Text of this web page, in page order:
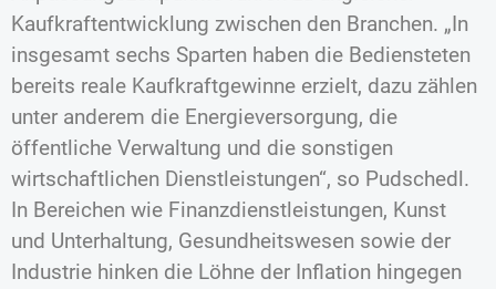
Kaufkraftentwicklung zwischen den Branchen. „In
insgesamt sechs Sparten haben die Bediensteten
bereits reale Kaufkraftgewinne erzielt, dazu zählen
unter anderem die Energieversorgung, die
öffentliche Verwaltung und die sonstigen
wirtschaftlichen Dienstleistungen“, so Pudschedl.
In Bereichen wie Finanzdienstleistungen, Kunst
und Unterhaltung, Gesundheitswesen sowie der
Industrie hinken die Löhne der Inflation hingegen